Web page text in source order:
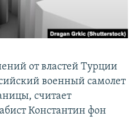
от властей Турции
военный самолет
считает
Константин фон